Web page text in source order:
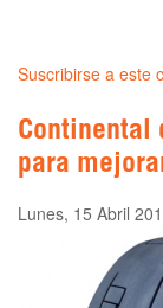
Suscribirse a este
Continental
para
Lunes, 15 Abril